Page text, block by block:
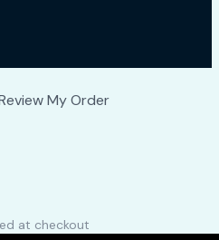
My Order
at checkout